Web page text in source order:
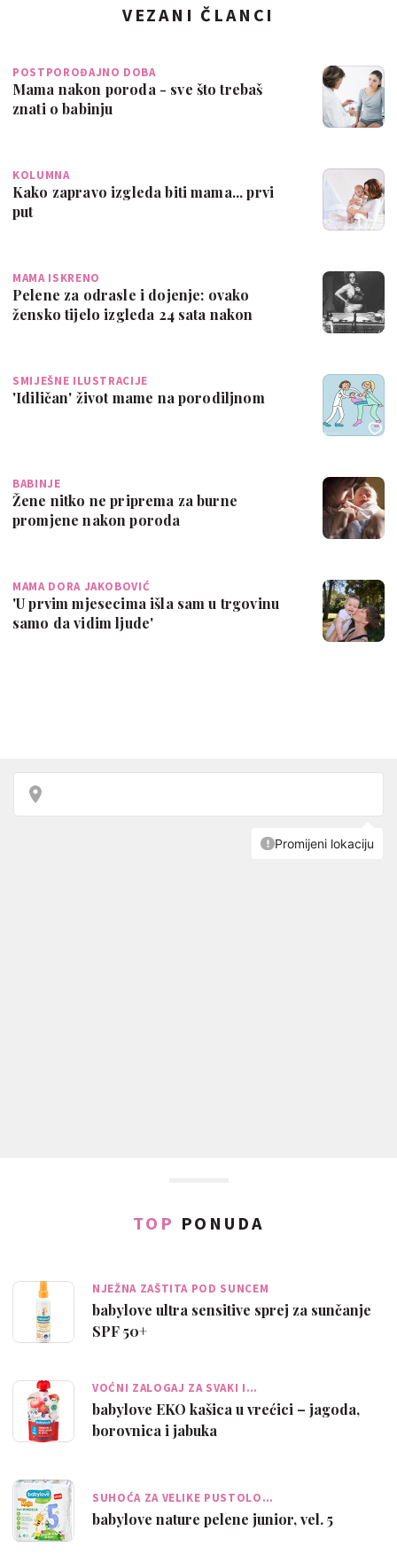
VEZANI ČLANCI
POSTPOROĐAJNO DOBA
Mama nakon poroda - sve što trebaš
znati o babinju
KOLUMNA
Kako zapravo izgleda biti mama... prvi
put
MAMA ISKRENO
Pelene za odrasle i dojenje: ovako
žensko tijelo izgleda 24 sata nakon
SMIJEŠNE ILUSTRACIJE
'Idiličan' život mame na porodiljnom
BABINJE
Žene nitko ne priprema za burne
promjene nakon poroda
MAMA DORA JAKOBOVIĆ
'U prvim mjesecima išla sam u trgovinu
samo da vidim ljude'
TOP PONUDA
NJEŽNA ZAŠTITA POD SUNCEM
babylove ultra sensitive sprej za sunčanje
SPF 50+
VOĆNI ZALOGAJ ZA SVAKI I…
babylove EKO kašica u vrećici – jagoda,
borovnica i jabuka
SUHOĆA ZA VELIKE PUSTOLO…
babylove nature pelene junior, vel. 5